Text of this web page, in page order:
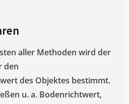
aller Methoden wird der
den
des Objektes bestimmt.
u. a. Bodenrichtwert,